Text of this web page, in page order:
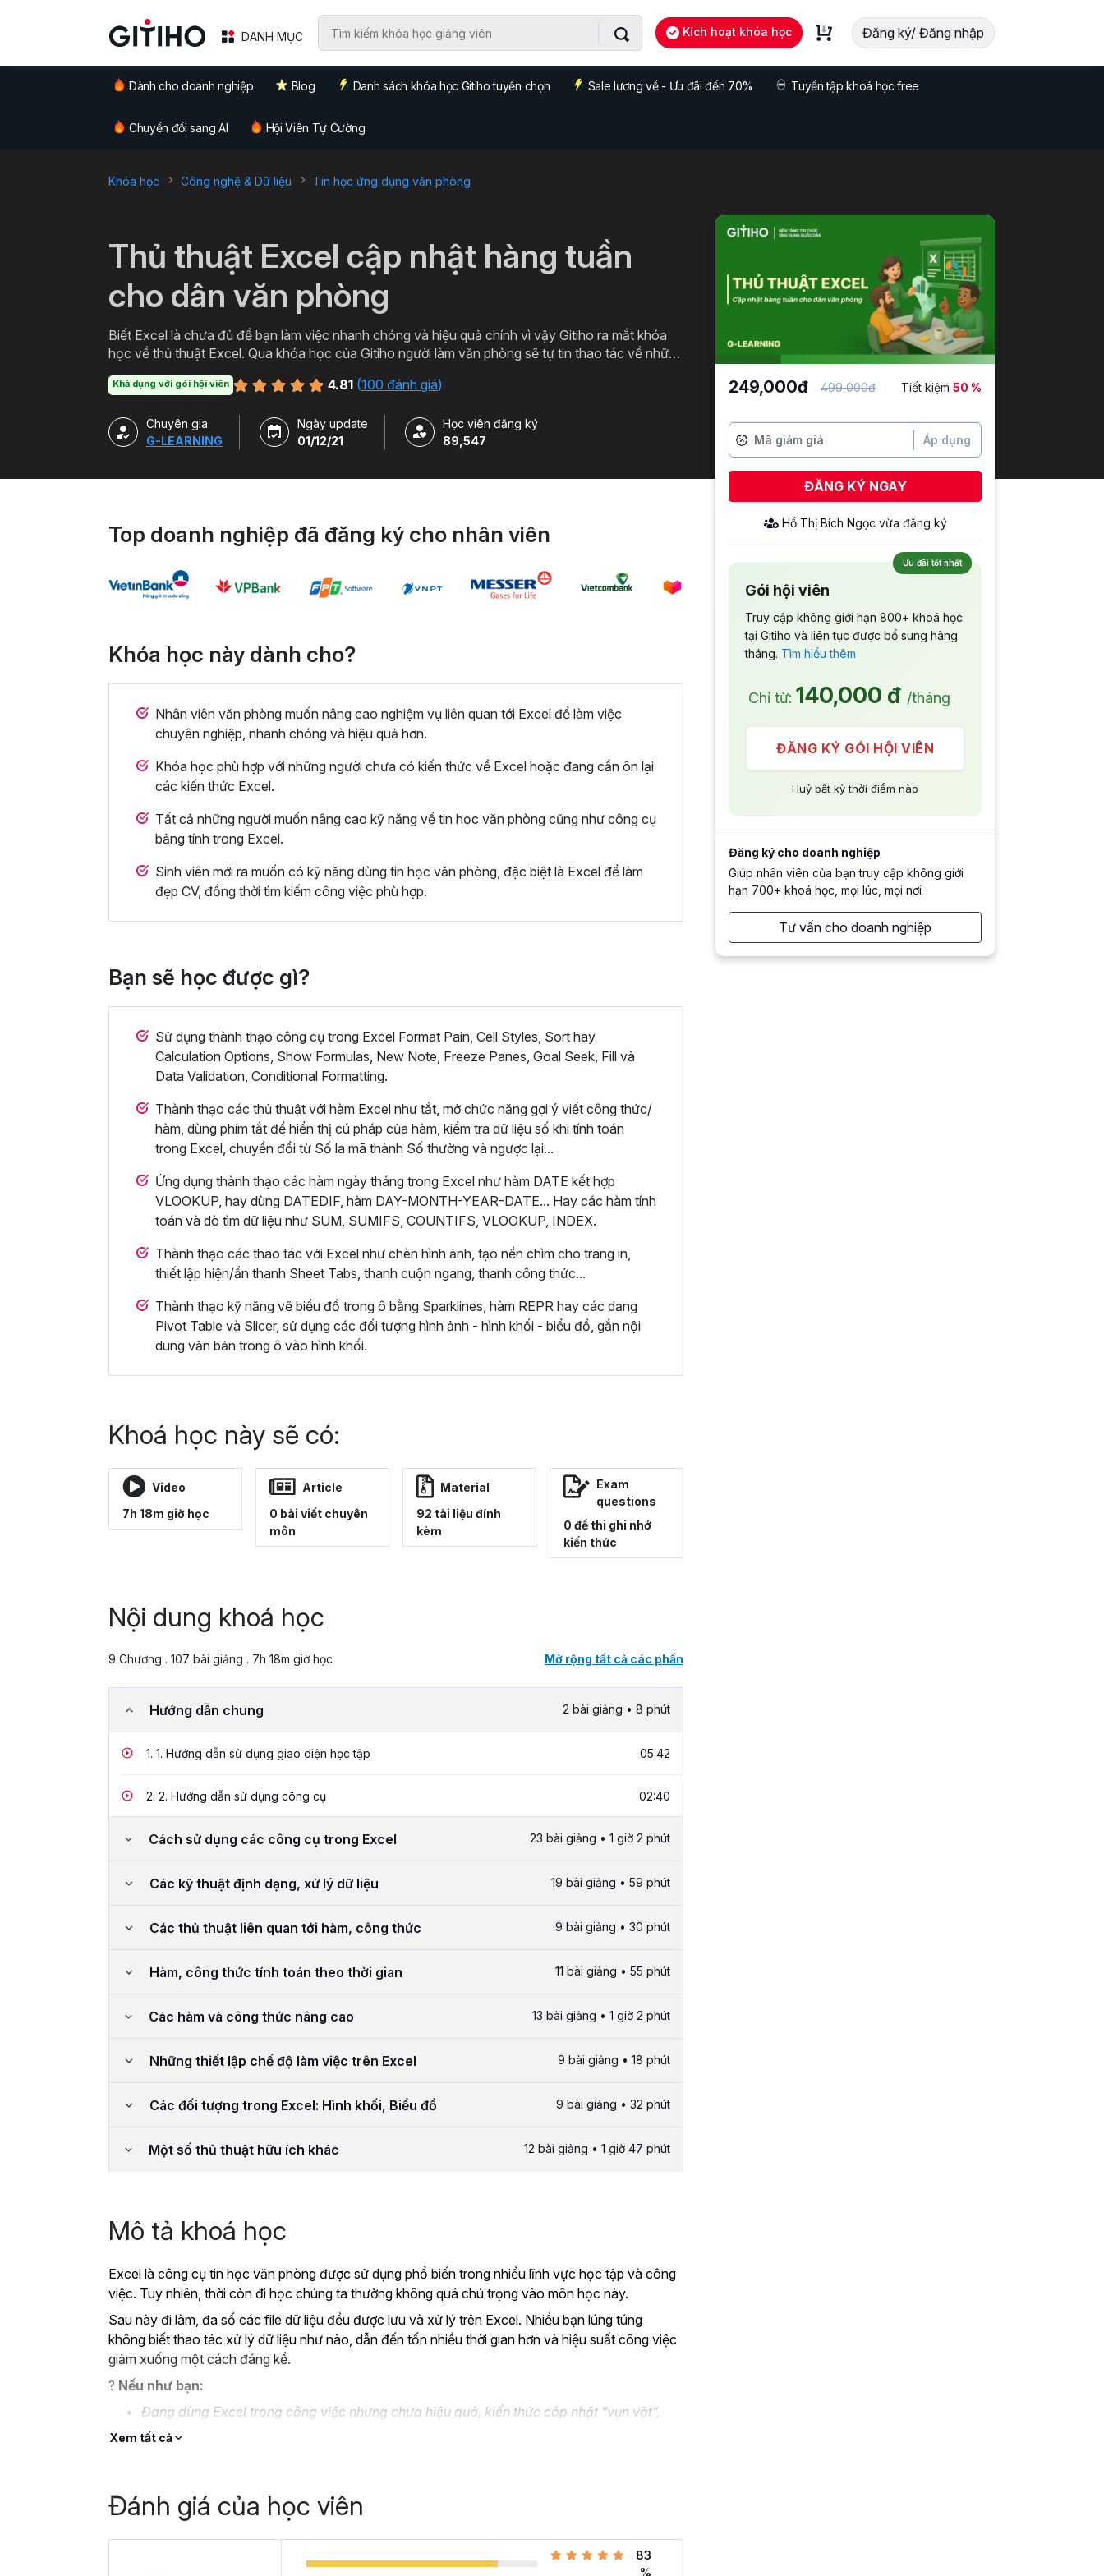
DANH MỤC Kích hoạt khóa học Đăng ký/ Đăng nhập
Dành cho doanh nghiệp Blog Danh sách khóa học Gitiho tuyển chọn Sale lương về - Ưu đãi đến 70% Tuyển tập khoá học free
Chuyển đổi sang AI Hội Viên Tự Cường
Khóa học Công nghệ & Dữ liệu Tin học ứng dụng văn phòng
Thủ thuật Excel cập nhật hàng tuần
cho dân văn phòng
Biết Excel là chưa đủ để bạn làm việc nhanh chóng và hiệu quả chính vì vậy Gitiho ra mắt khóa
học về thủ thuật Excel. Qua khóa học của Gitiho người làm văn phòng sẽ tự tin thao tác về những
Khả dụng với gói hội viên 4.81 (100 đánh giá)
Chuyên gia
G-LEARNING
Ngày update
01/12/21
Học viên đăng ký
89,547
Top doanh nghiệp đã đăng ký cho nhân viên
Khóa học này dành cho?
Nhân viên văn phòng muốn nâng cao nghiệm vụ liên quan tới Excel để làm việc
chuyên nghiệp, nhanh chóng và hiệu quả hơn.
Khóa học phù hợp với những người chưa có kiến thức về Excel hoặc đang cần ôn lại
các kiến thức Excel.
Tất cả những người muốn nâng cao kỹ năng về tin học văn phòng cũng như công cụ
bảng tính trong Excel.
Sinh viên mới ra muốn có kỹ năng dùng tin học văn phòng, đặc biệt là Excel để làm
đẹp CV, đồng thời tìm kiếm công việc phù hợp.
Bạn sẽ học được gì?
Sử dụng thành thạo công cụ trong Excel Format Pain, Cell Styles, Sort hay
Calculation Options, Show Formulas, New Note, Freeze Panes, Goal Seek, Fill và
Data Validation, Conditional Formatting.
Thành thạo các thủ thuật với hàm Excel như tắt, mở chức năng gợi ý viết công thức/
hàm, dùng phím tắt để hiển thị cú pháp của hàm, kiểm tra dữ liệu số khi tính toán
trong Excel, chuyển đổi từ Số la mã thành Số thường và ngược lại...
Ứng dụng thành thạo các hàm ngày tháng trong Excel như hàm DATE kết hợp
VLOOKUP, hay dùng DATEDIF, hàm DAY-MONTH-YEAR-DATE... Hay các hàm tính
toán và dò tìm dữ liệu như SUM, SUMIFS, COUNTIFS, VLOOKUP, INDEX.
Thành thạo các thao tác với Excel như chèn hình ảnh, tạo nền chìm cho trang in,
thiết lập hiện/ẩn thanh Sheet Tabs, thanh cuộn ngang, thanh công thức...
Thành thạo kỹ năng vẽ biểu đồ trong ô bằng Sparklines, hàm REPR hay các dạng
Pivot Table và Slicer, sử dụng các đối tượng hình ảnh - hình khối - biểu đồ, gắn nội
dung văn bản trong ô vào hình khối.
Khoá học này sẽ có:
Video
7h 18m giờ học
Article
0 bài viết chuyên
môn
Material
92 tài liệu đính
kèm
Exam
questions
0 đề thi ghi nhớ
kiến thức
Nội dung khoá học
9 Chương . 107 bài giảng . 7h 18m giờ học Mở rộng tất cả các phần
Hướng dẫn chung 2 bài giảng • 8 phút
1. 1. Hướng dẫn sử dụng giao diện học tập 05:42
2. 2. Hướng dẫn sử dụng công cụ 02:40
Cách sử dụng các công cụ trong Excel 23 bài giảng • 1 giờ 2 phút
Các kỹ thuật định dạng, xử lý dữ liệu 19 bài giảng • 59 phút
Các thủ thuật liên quan tới hàm, công thức 9 bài giảng • 30 phút
Hàm, công thức tính toán theo thời gian 11 bài giảng • 55 phút
Các hàm và công thức nâng cao 13 bài giảng • 1 giờ 2 phút
Những thiết lập chế độ làm việc trên Excel 9 bài giảng • 18 phút
Các đối tượng trong Excel: Hình khối, Biểu đồ 9 bài giảng • 32 phút
Một số thủ thuật hữu ích khác 12 bài giảng • 1 giờ 47 phút
Mô tả khoá học
Excel là công cụ tin học văn phòng được sử dụng phổ biến trong nhiều lĩnh vực học tập và công
việc. Tuy nhiên, thời còn đi học chúng ta thường không quá chú trọng vào môn học này.
Sau này đi làm, đa số các file dữ liệu đều được lưu và xử lý trên Excel. Nhiều bạn lúng túng
không biết thao tác xử lý dữ liệu như nào, dẫn đến tốn nhiều thời gian hơn và hiệu suất công việc
giảm xuống một cách đáng kể.
? Nếu như bạn:
Đang dùng Excel trong công việc nhưng chưa hiệu quả, kiến thức cóp nhặt “vụn vặt”,
không bài bản.
Thì Gitiho ở đây để giúp bạn giải quyết tất cả những khó khăn mà bạn gặp phải khi đi làm với khóa
EXG02 - Thủ thuật Excel cập nhật hàng tuần cho dân văn phòng
trong 8 giờ.
Hoàn thành khóa học, bạn có thể tự tin giải quyết công việc theo cách thông minh, nhanh chóng,
Xem tất cả
Đánh giá của học viên
83
%
249,000đ 499,000đ Tiết kiệm 50 %
Áp dụng
ĐĂNG KÝ NGAY
Hồ Thị Bích Ngọc vừa đăng ký
Ưu đãi tốt nhất
Gói hội viên
Truy cập không giới hạn 800+ khoá học
tại Gitiho và liên tục được bổ sung hàng
tháng. Tìm hiểu thêm
Chỉ từ: 140,000 đ /tháng
ĐĂNG KÝ GÓI HỘI VIÊN
Huỷ bất kỳ thời điểm nào
Đăng ký cho doanh nghiệp
Giúp nhân viên của bạn truy cập không giới
hạn 700+ khoá học, mọi lúc, mọi nơi
Tư vấn cho doanh nghiệp